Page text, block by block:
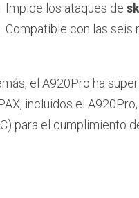
Impide los ataques de
Compatible con las seis
el A920Pro ha
incluidos el
para el cumplimiento